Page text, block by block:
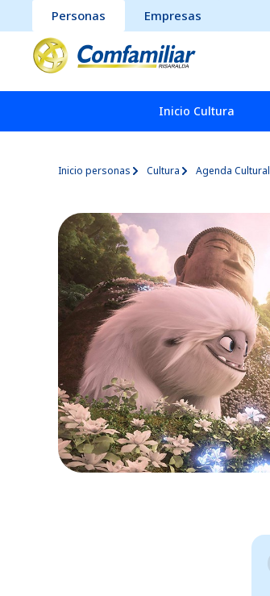
Personas Empresas
Inicio Cultura
Inicio personas Cultura Agenda Cultural